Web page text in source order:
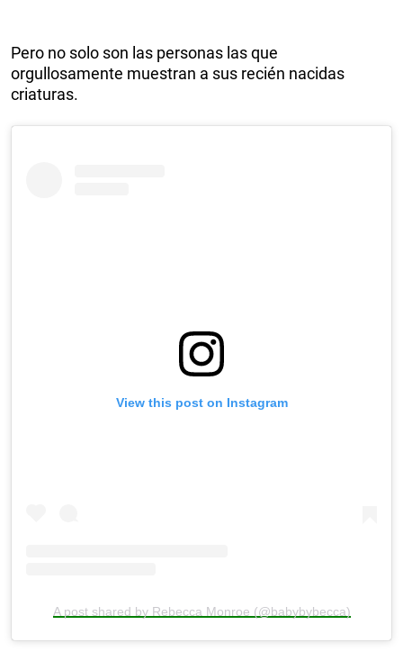
Pero no solo son las personas las que
orgullosamente muestran a sus recién nacidas
criaturas.
View this post on Instagram
A post shared by Rebecca Monroe (@babybybecca)